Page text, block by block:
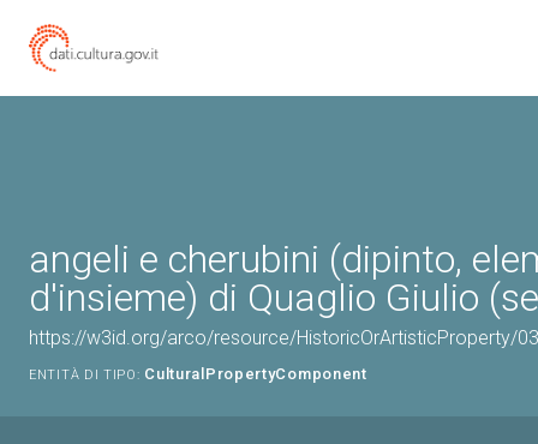
angeli e cherubini (dipinto,
d'insieme) di Quaglio Giulio
https://w3id.org/arco/resource/HistoricOrArtisticProperty/
ENTITÀ DI TIPO: CulturalPropertyComponent